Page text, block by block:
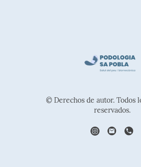
© Derechos de autor. Todos
reservados.